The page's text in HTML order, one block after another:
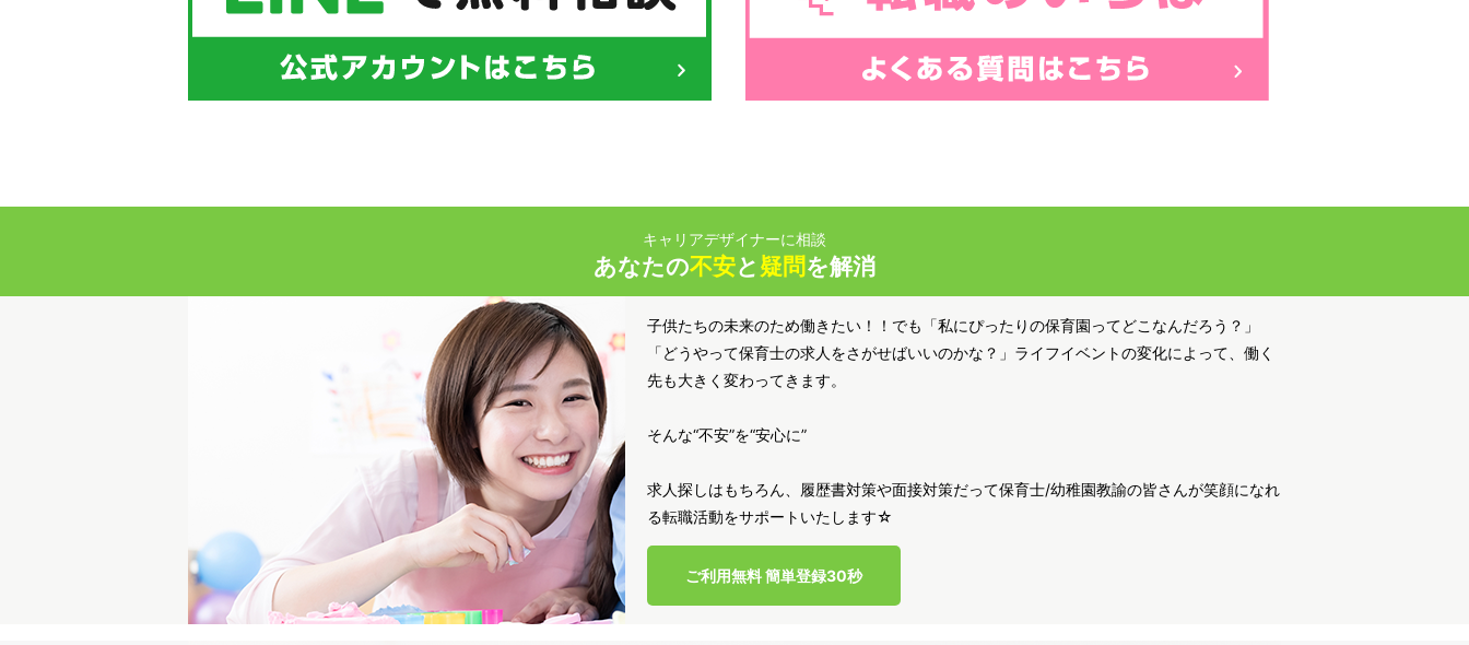
キャリアデザイナーに相談
あなたの不安と 疑問 を解消
子供たちの未来のため働きたい！！でも「私にぴったりの保育園ってどこなんだろう？」
「どうやって保育士の求人をさがせばいいのかな？」ライフイベントの変化によって、働く
先も大きく変わってきます。
そんな“不安”を“安心に”
求人探しはもちろん、履歴書対策や面接対策だって保育士/幼稚園教諭の皆さんが笑顔になれ
る転職活動をサポートいたします☆
ご利用無料 簡単登録30秒